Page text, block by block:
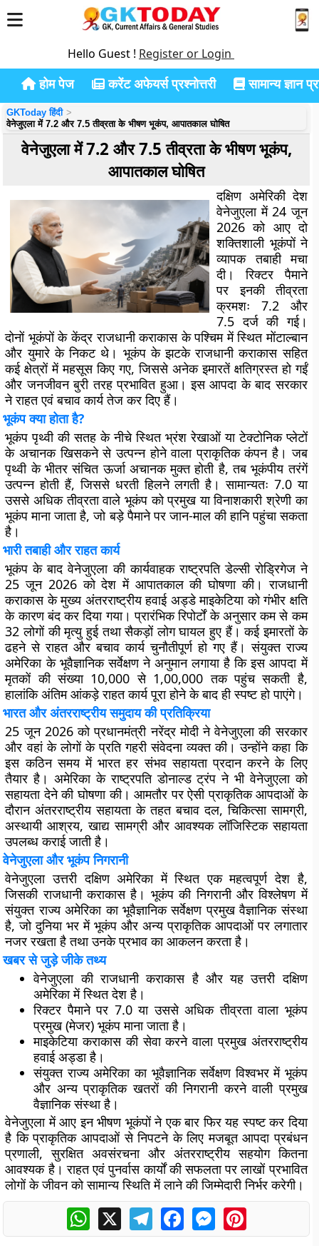
Hello Guest ! Register or Login
होम पेज करेंट अफेयर्स प्रश्नोत्तरी सामान्य ज्ञान
GKToday हिंदी
वेनेजुएला में 7.2 और 7.5 तीव्रता के भीषण भूकंप, आपातकाल घोषित
वेनेजुएला में 7.2 और 7.5 तीव्रता के भीषण भूकंप,
आपातकाल घोषित
दक्षिण अमेरिकी देश
वेनेजुएला में 24 जून
2026 को आए दो
शक्तिशाली भूकंपों ने
व्यापक तबाही मचा
दी। रिक्टर पैमाने
पर इनकी तीव्रता
क्रमशः 7.2 और
7.5 दर्ज की गई।
दोनों भूकंपों के केंद्र राजधानी कराकास के पश्चिम में स्थित मोंटाल्बान
और युमारे के निकट थे। भूकंप के झटके राजधानी कराकास सहित
कई क्षेत्रों में महसूस किए गए, जिससे अनेक इमारतें क्षतिग्रस्त हो गईं
और जनजीवन बुरी तरह प्रभावित हुआ। इस आपदा के बाद सरकार
ने राहत एवं बचाव कार्य तेज कर दिए हैं।
भूकंप क्या होता है?
भूकंप पृथ्वी की सतह के नीचे स्थित भ्रंश रेखाओं या टेक्टोनिक प्लेटों
के अचानक खिसकने से उत्पन्न होने वाला प्राकृतिक कंपन है। जब
पृथ्वी के भीतर संचित ऊर्जा अचानक मुक्त होती है, तब भूकंपीय तरंगें
उत्पन्न होती हैं, जिससे धरती हिलने लगती है। सामान्यतः 7.0 या
उससे अधिक तीव्रता वाले भूकंप को प्रमुख या विनाशकारी श्रेणी का
भूकंप माना जाता है, जो बड़े पैमाने पर जान-माल की हानि पहुंचा सकता
है।
भारी तबाही और राहत कार्य
भूकंप के बाद वेनेजुएला की कार्यवाहक राष्ट्रपति डेल्सी रोड्रिगेज ने
25 जून 2026 को देश में आपातकाल की घोषणा की। राजधानी
कराकास के मुख्य अंतरराष्ट्रीय हवाई अड्डे माइकेटिया को गंभीर क्षति
के कारण बंद कर दिया गया। प्रारंभिक रिपोर्टों के अनुसार कम से कम
32 लोगों की मृत्यु हुई तथा सैकड़ों लोग घायल हुए हैं। कई इमारतों के
ढहने से राहत और बचाव कार्य चुनौतीपूर्ण हो गए हैं। संयुक्त राज्य
अमेरिका के भूवैज्ञानिक सर्वेक्षण ने अनुमान लगाया है कि इस आपदा में
मृतकों की संख्या 10,000 से 1,00,000 तक पहुंच सकती है,
हालांकि अंतिम आंकड़े राहत कार्य पूरा होने के बाद ही स्पष्ट हो पाएंगे।
भारत और अंतरराष्ट्रीय समुदाय की प्रतिक्रिया
25 जून 2026 को प्रधानमंत्री नरेंद्र मोदी ने वेनेजुएला की सरकार
और वहां के लोगों के प्रति गहरी संवेदना व्यक्त की। उन्होंने कहा कि
इस कठिन समय में भारत हर संभव सहायता प्रदान करने के लिए
तैयार है। अमेरिका के राष्ट्रपति डोनाल्ड ट्रंप ने भी वेनेजुएला को
सहायता देने की घोषणा की। आमतौर पर ऐसी प्राकृतिक आपदाओं के
दौरान अंतरराष्ट्रीय सहायता के तहत बचाव दल, चिकित्सा सामग्री,
अस्थायी आश्रय, खाद्य सामग्री और आवश्यक लॉजिस्टिक सहायता
उपलब्ध कराई जाती है।
वेनेजुएला और भूकंप निगरानी
वेनेजुएला उत्तरी दक्षिण अमेरिका में स्थित एक महत्वपूर्ण देश है,
जिसकी राजधानी कराकास है। भूकंप की निगरानी और विश्लेषण में
संयुक्त राज्य अमेरिका का भूवैज्ञानिक सर्वेक्षण प्रमुख वैज्ञानिक संस्था
है, जो दुनिया भर में भूकंप और अन्य प्राकृतिक आपदाओं पर लगातार
नजर रखता है तथा उनके प्रभाव का आकलन करता है।
खबर से जुड़े जीके तथ्य
वेनेजुएला की राजधानी कराकास है और यह उत्तरी दक्षिण
अमेरिका में स्थित देश है।
रिक्टर पैमाने पर 7.0 या उससे अधिक तीव्रता वाला भूकंप
प्रमुख (मेजर) भूकंप माना जाता है।
माइकेटिया कराकास की सेवा करने वाला प्रमुख अंतरराष्ट्रीय
हवाई अड्डा है।
संयुक्त राज्य अमेरिका का भूवैज्ञानिक सर्वेक्षण विश्वभर में भूकंप
और अन्य प्राकृतिक खतरों की निगरानी करने वाली प्रमुख
वैज्ञानिक संस्था है।
वेनेजुएला में आए इन भीषण भूकंपों ने एक बार फिर यह स्पष्ट कर दिया
है कि प्राकृतिक आपदाओं से निपटने के लिए मजबूत आपदा प्रबंधन
प्रणाली, सुरक्षित अवसंरचना और अंतरराष्ट्रीय सहयोग कितना
आवश्यक है। राहत एवं पुनर्वास कार्यों की सफलता पर लाखों प्रभावित
लोगों के जीवन को सामान्य स्थिति में लाने की जिम्मेदारी निर्भर करेगी।
WhatsApp
X TelegramFacebookMessengerPinterest